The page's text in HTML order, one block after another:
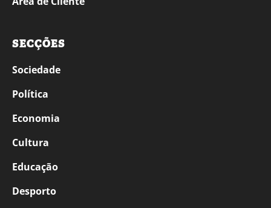
SECÇÕES
Sociedade
Política
Economia
Cultura
Educação
Desporto